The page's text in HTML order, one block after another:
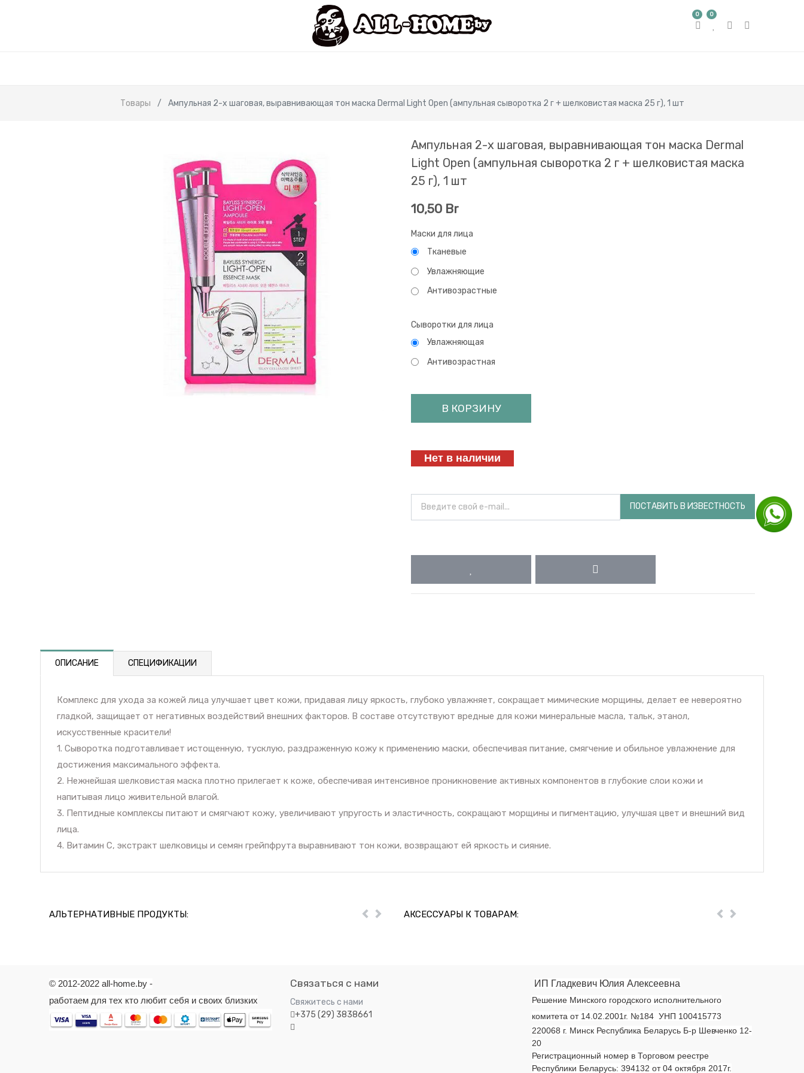
0 0
Товары Ампульная 2-х шаговая, выравнивающая тон маска Dermal Light Open (ампульная сыворотка 2 г + шелковистая маска 25 г), 1 шт
Ампульная 2-х шаговая, выравнивающая тон маска Dermal
Light Open (ампульная сыворотка 2 г + шелковистая маска
25 г), 1 шт
10,50 Br
Маски для лица
Тканевые
Увлажняющие
Антивозрастные
Сыворотки для лица
Увлажняющая
Антивозрастная
В КОРЗИНУ
Нет в наличии
ПОСТАВИТЬ В ИЗВЕСТНОСТЬ
ОПИСАНИЕ СПЕЦИФИКАЦИИ
Комплекс для ухода за кожей лица улучшает цвет кожи, придавая лицу яркость, глубоко увлажняет, сокращает мимические морщины, делает ее невероятно
гладкой, защищает от негативных воздействий внешних факторов. В составе отсутствуют вредные для кожи минеральные масла, тальк, этанол,
искусственные красители!
1. Сыворотка подготавливает истощенную, тусклую, раздраженную кожу к применению маски, обеспечивая питание, смягчение и обильное увлажнение для
достижения максимального эффекта.
2. Нежнейшая шелковистая маска плотно прилегает к коже, обеспечивая интенсивное проникновение активных компонентов в глубокие слои кожи и
напитывая лицо живительной влагой.
3. Пептидные комплексы питают и смягчают кожу, увеличивают упругость и эластичность, сокращают морщины и пигментацию, улучшая цвет и внешний вид
лица.
4. Витамин С, экстракт шелковицы и семян грейпфрута выравнивают тон кожи, возвращают ей яркость и сияние.
АЛЬТЕРНАТИВНЫЕ ПРОДУКТЫ: ПредДалее АКСЕССУАРЫ К ТОВАРАМ: ПредДалее
© 2012-2022 all-home.by -
работаем для тех кто любит себя и своих близких
Связаться с нами
Свяжитесь с нами
+375 (29) 3838661
ИП Гладкевич Юлия Алексеевна
Решение Минского городского исполнительного
комитета от 14.02.2001г. №184 УНП 100415773
220068 г. Минск Республика Беларусь Б-р Шевченко 12-
20
Регистрационный номер в Торговом реестре
Республики Беларусь: 394132 от 04 октября 2017г.